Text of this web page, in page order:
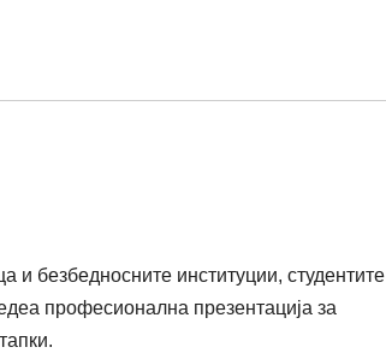
и безбедносните институции, студентите
професионална презентација за